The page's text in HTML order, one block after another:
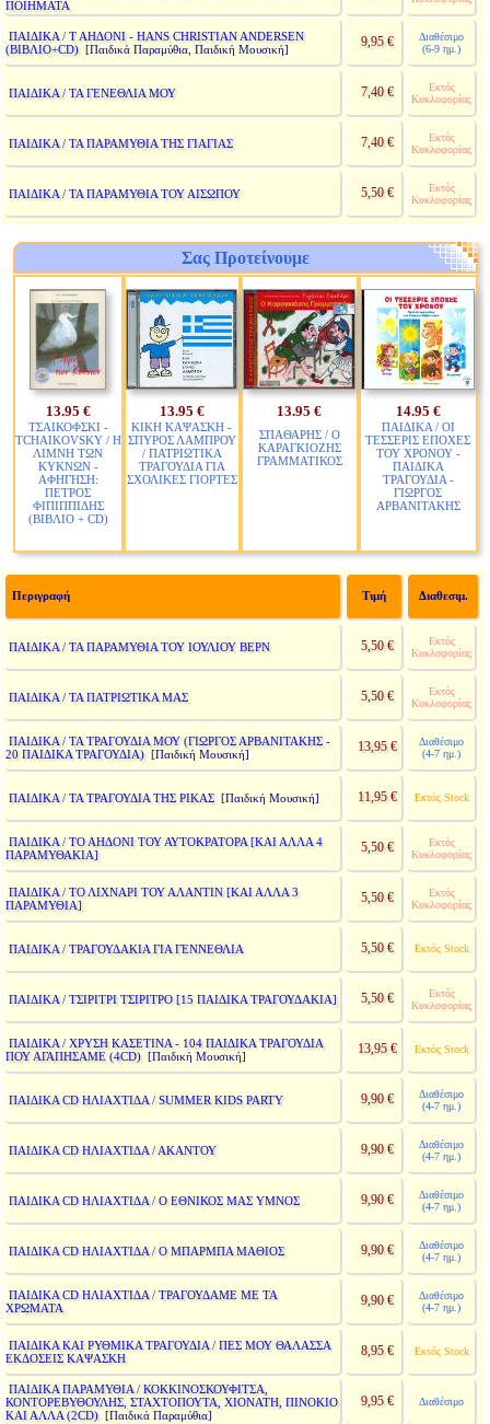
ΠΟΙΗΜΑΤΑ
ΠΑΙΔΙΚΑ / Τ ΑΗΔΟΝΙ - HANS CHRISTIAN ANDERSEN
(ΒΙΒΛΙΟ+CD)[Παιδικά Παραμύθια, Παιδική Μουσική]
9,95 €
Διαθέσιμο
(6-9 ημ.)
ΠΑΙΔΙΚΑ / ΤΑ ΓΕΝΕΘΛΙΑ ΜΟΥ 7,40 €
Εκτός
Κυκλοφορίας
ΠΑΙΔΙΚΑ / ΤΑ ΠΑΡΑΜΥΘΙΑ ΤΗΣ ΓΙΑΓΙΑΣ 7,40 €
Εκτός
Κυκλοφορίας
ΠΑΙΔΙΚΑ / ΤΑ ΠΑΡΑΜΥΘΙΑ ΤΟΥ ΑΙΣΩΠΟΥ 5,50 €
Εκτός
Κυκλοφορίας
Σας Προτείνουμε
13.95 €
ΤΣΑΙΚΟΦΣΚΙ -
TCHAIKOVSKY / Η
ΛΙΜΝΗ ΤΩΝ
ΚΥΚΝΩΝ -
ΑΦΗΓΗΣΗ:
ΠΕΤΡΟΣ
ΦΙΠΙΠΠΙΔΗΣ
(ΒΙΒΛΙΟ + CD)
13.95 €
ΚΙΚΗ ΚΑΨΑΣΚΗ -
ΣΠΥΡΟΣ ΛΑΜΠΡΟΥ
/ ΠΑΤΡΙΩΤΙΚΑ
ΤΡΑΓΟΥΔΙΑ ΓΙΑ
ΣΧΟΛΙΚΕΣ ΓΙΟΡΤΕΣ
13.95 €
ΣΠΑΘΑΡΗΣ / Ο
ΚΑΡΑΓΚΙΟΖΗΣ
ΓΡΑΜΜΑΤΙΚΟΣ
14.95 €
ΠΑΙΔΙΚΑ / ΟΙ
ΤΕΣΣΕΡΙΣ ΕΠΟΧΕΣ
ΤΟΥ ΧΡΟΝΟΥ -
ΠΑΙΔΙΚΑ
ΤΡΑΓΟΥΔΙΑ -
ΓΙΩΡΓΟΣ
ΑΡΒΑΝΙΤΑΚΗΣ
Περιγραφή Τιμή Διαθεσιμ.
ΠΑΙΔΙΚΑ / ΤΑ ΠΑΡΑΜΥΘΙΑ ΤΟΥ ΙΟΥΛΙΟΥ ΒΕΡΝ 5,50 €
Εκτός
Κυκλοφορίας
ΠΑΙΔΙΚΑ / ΤΑ ΠΑΤΡΙΩΤΙΚΑ ΜΑΣ 5,50 €
Εκτός
Κυκλοφορίας
ΠΑΙΔΙΚΑ / ΤΑ ΤΡΑΓΟΥΔΙΑ ΜΟΥ (ΓΙΩΡΓΟΣ ΑΡΒΑΝΙΤΑΚΗΣ -
20 ΠΑΙΔΙΚΑ ΤΡΑΓΟΥΔΙΑ)[Παιδική Μουσική]
13,95 €
Διαθέσιμο
(4-7 ημ.)
ΠΑΙΔΙΚΑ / ΤΑ ΤΡΑΓΟΥΔΙΑ ΤΗΣ ΡΙΚΑΣ [Παιδική Μουσική] 11,95 € Εκτός Stock
ΠΑΙΔΙΚΑ / ΤΟ ΑΗΔΟΝΙ ΤΟΥ ΑΥΤΟΚΡΑΤΟΡΑ [ΚΑΙ ΑΛΛΑ 4
ΠΑΡΑΜΥΘΑΚΙΑ]
5,50 €
Εκτός
Κυκλοφορίας
ΠΑΙΔΙΚΑ / ΤΟ ΛΙΧΝΑΡΙ ΤΟΥ ΑΛΑΝΤΙΝ [ΚΑΙ ΑΛΛΑ 3
ΠΑΡΑΜΥΘΙΑ]
5,50 €
Εκτός
Κυκλοφορίας
ΠΑΙΔΙΚΑ / ΤΡΑΓΟΥΔΑΚΙΑ ΓΙΑ ΓΕΝΝΕΘΛΙΑ 5,50 € Εκτός Stock
ΠΑΙΔΙΚΑ / ΤΣΙΡΙΤΡΙ ΤΣΙΡΙΤΡΟ [15 ΠΑΙΔΙΚΑ ΤΡΑΓΟΥΔΑΚΙΑ] 5,50 €
Εκτός
Κυκλοφορίας
ΠΑΙΔΙΚΑ / ΧΡΥΣΗ ΚΑΣΕΤΙΝΑ - 104 ΠΑΙΔΙΚΑ ΤΡΑΓΟΥΔΙΑ
ΠΟΥ ΑΓΑΠΗΣΑΜΕ (4CD)[Παιδική Μουσική]
13,95 € Εκτός Stock
ΠΑΙΔΙΚΑ CD ΗΛΙΑΧΤΙΔΑ / SUMMER KIDS PARTY 9,90 €
Διαθέσιμο
(4-7 ημ.)
ΠΑΙΔΙΚΑ CD ΗΛΙΑΧΤΙΔΑ / ΑΚΑΝΤΟΥ 9,90 €
Διαθέσιμο
(4-7 ημ.)
ΠΑΙΔΙΚΑ CD ΗΛΙΑΧΤΙΔΑ / Ο ΕΘΝΙΚΟΣ ΜΑΣ ΥΜΝΟΣ 9,90 €
Διαθέσιμο
(4-7 ημ.)
ΠΑΙΔΙΚΑ CD ΗΛΙΑΧΤΙΔΑ / Ο ΜΠΑΡΜΠΑ ΜΑΘΙΟΣ 9,90 €
Διαθέσιμο
(4-7 ημ.)
ΠΑΙΔΙΚΑ CD ΗΛΙΑΧΤΙΔΑ / ΤΡΑΓΟΥΔΑΜΕ ΜΕ ΤΑ
ΧΡΩΜΑΤΑ
9,90 €
Διαθέσιμο
(4-7 ημ.)
ΠΑΙΔΙΚΑ ΚΑΙ ΡΥΘΜΙΚΑ ΤΡΑΓΟΥΔΙΑ / ΠΕΣ ΜΟΥ ΘΑΛΑΣΣΑ
ΕΚΔΟΣΕΙΣ ΚΑΨΑΣΚΗ
8,95 € Εκτός Stock
ΠΑΙΔΙΚΑ ΠΑΡΑΜΥΘΙΑ / ΚΟΚΚΙΝΟΣΚΟΥΦΙΤΣΑ,
ΚΟΝΤΟΡΕΒΥΘΟΥΛΗΣ, ΣΤΑΧΤΟΠΟΥΤΑ, ΧΙΟΝΑΤΗ, ΠΙΝΟΚΙΟ
ΚΑΙ ΑΛΛΑ (2CD)[Παιδικά Παραμύθια]
9,95 € Διαθέσιμο